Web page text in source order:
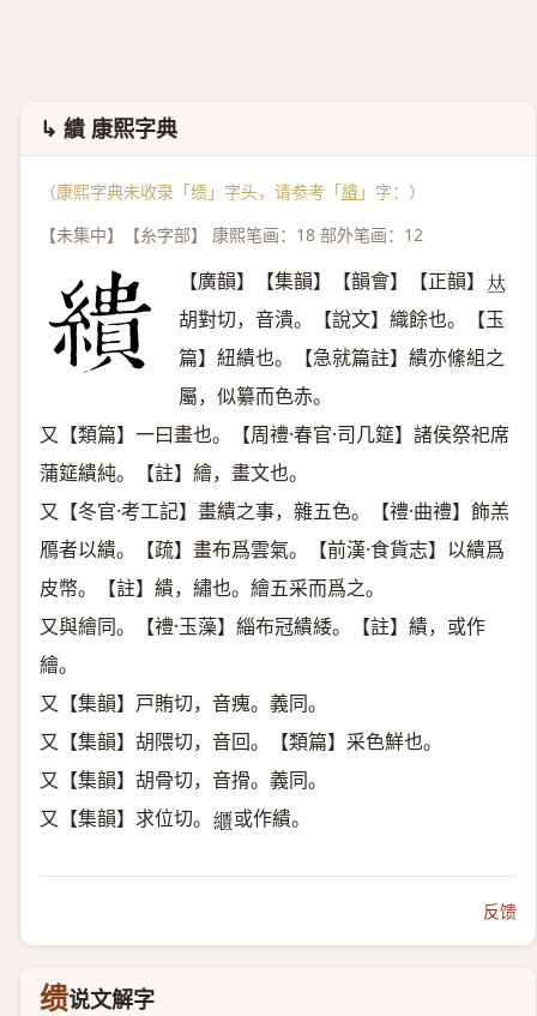
↳ 繢 康熙字典
（康熙字典未收录「缋」字头，请参考「繢 」字：）
【未集中】【糸字部】 康熙笔画：18 部外笔画：12
【廣韻】【集韻】【韻會】【正韻】 𠀤
胡對切，音潰。【說文】織餘也。【玉
篇】紐繢也。【急就篇註】繢亦絛組之
屬，似纂而色赤。
又【類篇】一曰畫也。【周禮·春官·司几筵】諸侯祭祀席
蒲筵繢純。【註】繪，畫文也。
又【冬官·考工記】畫繢之事，雜五色。【禮·曲禮】飾羔
鴈者以繢。【疏】畫布爲雲氣。【前漢·食貨志】以繢爲
皮幣。【註】繢，繡也。繪五采而爲之。
又與繪同。【禮·玉藻】緇布冠繢緌。【註】繢，或作
繪。
又【集韻】戸賄切，音瘣。義同。
又【集韻】胡隈切，音回。【類篇】采色鮮也。
又【集韻】胡骨切，音搰。義同。
又【集韻】求位切。 𦆠 或作繢。
反馈
缋说文解字